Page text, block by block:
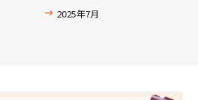
2025年7月